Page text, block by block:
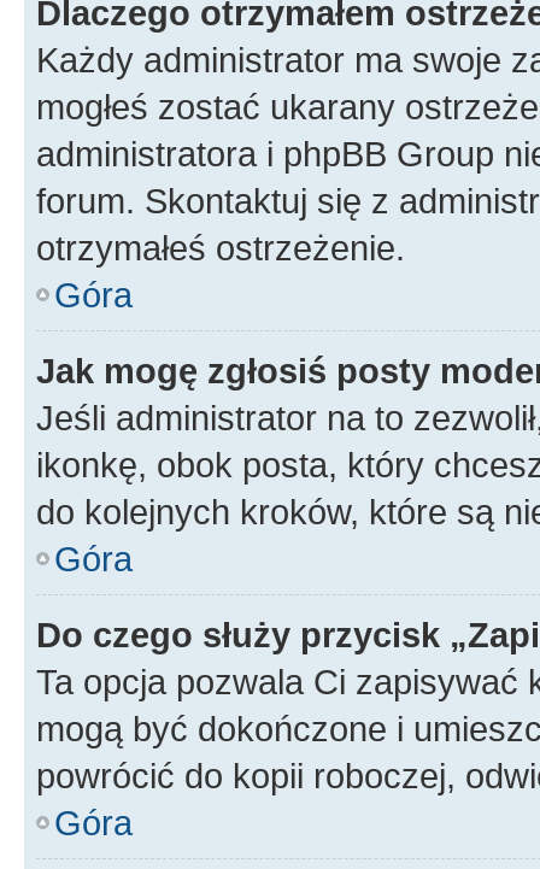
Dlaczego otrzymałem
Każdy administrator ma swoje
mogłeś zostać ukarany
administratora i phpBB Group
forum. Skontaktuj się z
otrzymałeś ostrzeżenie.
Góra
Jak mogę zgłosiś posty
Jeśli administrator na to
ikonkę, obok posta, który
do kolejnych kroków, które są
Góra
Do czego służy przycisk
Ta opcja pozwala Ci zapisywać
mogą być dokończone i
powrócić do kopii roboczej,
Góra